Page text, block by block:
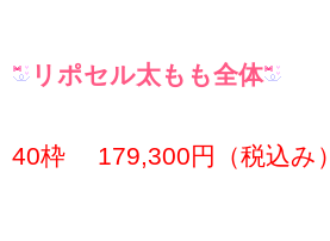
リポセル太もも全体
40枠 179,300円（税込み）